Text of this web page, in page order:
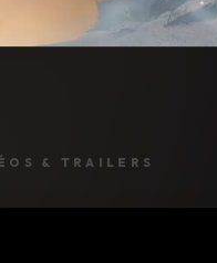
& TRAILERS